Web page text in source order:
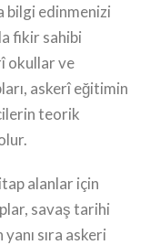
bilgi edinmenizi
fikir sahibi
okullar ve
askerî eğitimin
teorik
alanlar için
savaş tarihi
sıra askeri